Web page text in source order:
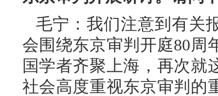
毛宁：我们注意到有关
会围绕东京审判开庭80周
国学者齐聚上海，再次就
社会高度重视东京审判的